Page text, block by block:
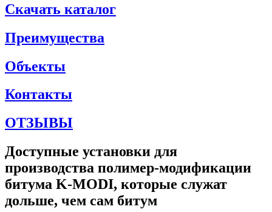
Скачать каталог
Преимущества
Объекты
Контакты
ОТЗЫВЫ
Доступные установки для
производства полимер-модификации
битума K-MODI, которые служат
дольше, чем сам битум